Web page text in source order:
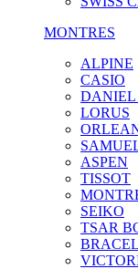
MONTRES
ALPINE
CASIO
LORUS
ASPEN
TISSOT
SEIKO
TSAR